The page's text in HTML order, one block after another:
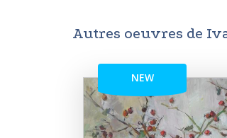
Autres oeuvres de
NEW